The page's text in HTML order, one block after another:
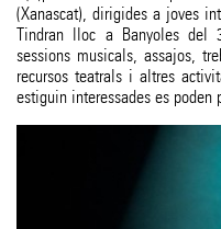
(Xanascat), dirigides a joves
Tindran lloc a Banyoles
sessions musicals, assajos,
recursos teatrals i altres
estiguin interessades es poden